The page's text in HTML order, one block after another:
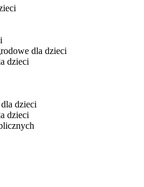
dla dzieci
dzieci
dzieci
dzieci